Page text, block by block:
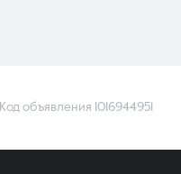
Код объявления 1016944951